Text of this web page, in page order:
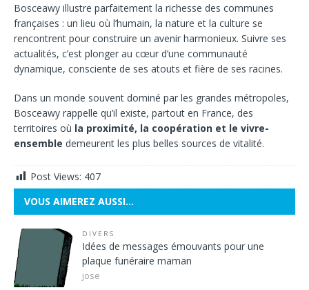
Bosceawy illustre parfaitement la richesse des communes
françaises : un lieu où l’humain, la nature et la culture se
rencontrent pour construire un avenir harmonieux. Suivre ses
actualités, c’est plonger au cœur d’une communauté
dynamique, consciente de ses atouts et fière de ses racines.
Dans un monde souvent dominé par les grandes métropoles,
Bosceawy rappelle qu’il existe, partout en France, des
territoires où la proximité, la coopération et le vivre-
ensemble demeurent les plus belles sources de vitalité.
Post Views: 407
VOUS AIMEREZ AUSSI…
DIVERS
Idées de messages émouvants pour une
plaque funéraire maman
jose